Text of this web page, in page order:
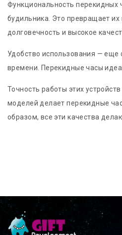
Функциональность
будильника. Это превращает
долговечность и высокое
Удобство использования — еще
времени. Перекидные часы
Точность работы этих
моделей делает перекидные
образом, все эти качества